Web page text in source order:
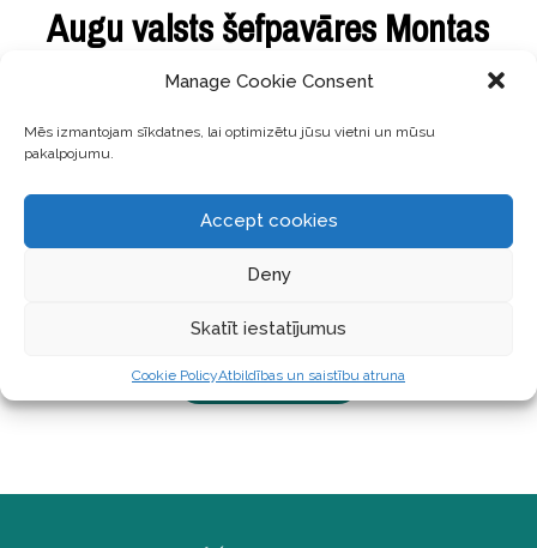
Manage Cookie Consent
Mēs izmantojam sīkdatnes, lai optimizētu jūsu vietni un mūsu
pakalpojumu.
Accept cookies
Deny
Skatīt iestatījumus
Cookie PolicyAtbildības un saistību atruna
Augu valsts šefpavāres Montas
Rozenburgas 4 pavasara Detox
receptes
Iepazīstieties ar Montu Rozenburgu – fantastisku
un pozitīvu cilvēku. Ar Montu satikāmies Spānijā,
laikā, sekojot saviem sapņiem un iecerēm, Monta ir
atvērusi savu vegānisko un bioloģisko kafejnīcu –
Bunny’s Deli pašā Madrides sirdī. Monta
LASĪT TĀLĀK ...